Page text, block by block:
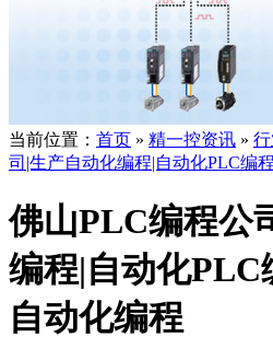
当前位置： 首页 » 精一控资讯 »
司|生产自动化编程|自动化PLC编
佛山PLC编程公
编程|自动化PLC
自动化编程